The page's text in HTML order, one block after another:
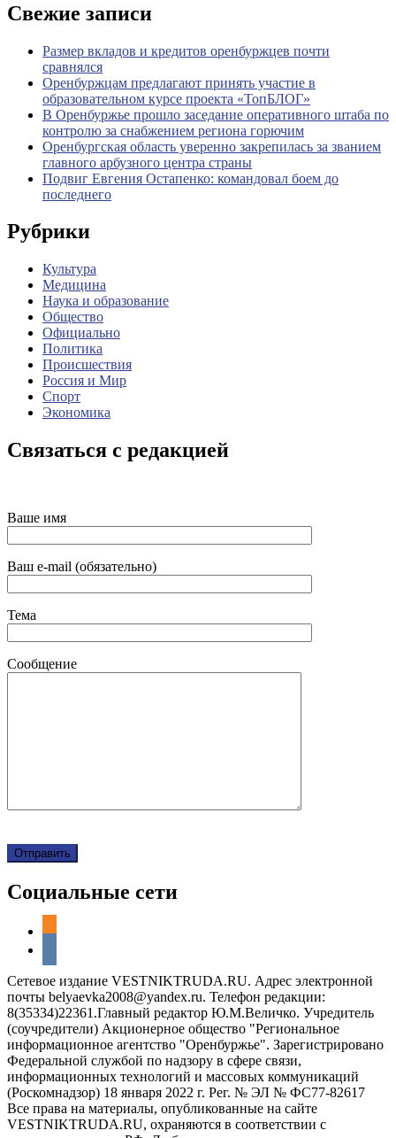
Свежие записи
Размер вкладов и кредитов оренбуржцев почти
сравнялся
Оренбуржцам предлагают принять участие в
образовательном курсе проекта «ТопБЛОГ»
В Оренбуржье прошло заседание оперативного штаба по
контролю за снабжением региона горючим
Оренбургская область уверенно закрепилась за званием
главного арбузного центра страны
Подвиг Евгения Остапенко: командовал боем до
последнего
Рубрики
Культура
Медицина
Наука и образование
Общество
Официально
Политика
Происшествия
Россия и Мир
Спорт
Экономика
Связаться с редакцией
Ваше имя
Ваш e-mail (обязательно)
Тема
Сообщение
Социальные сети
Сетевое издание VESTNIKTRUDA.RU. Адрес электронной
почты belyaevka2008@yandex.ru. Телефон редакции:
8(35334)22361.Главный редактор Ю.М.Величко. Учредитель
(соучредители) Акционерное общество "Региональное
информационное агентство "Оренбуржье". Зарегистрировано
Федеральной службой по надзору в сфере связи,
информационных технологий и массовых коммуникаций
(Роскомнадзор) 18 января 2022 г. Рег. № ЭЛ № ФС77-82617
Все права на материалы, опубликованные на сайте
VESTNIKTRUDA.RU, охраняются в соответствии с